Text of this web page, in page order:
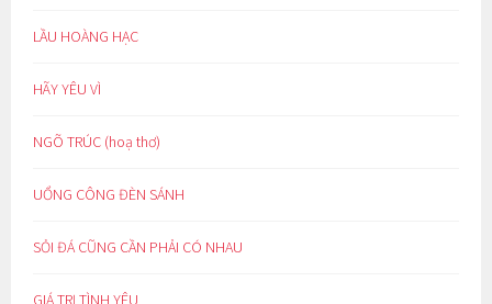
LẦU HOÀNG HẠC
HÃY YÊU VÌ
NGÕ TRÚC (hoạ thơ)
UỔNG CÔNG ĐÈN SÁNH
SỎI ĐÁ CŨNG CẦN PHẢI CÓ NHAU
GIÁ TRỊ TÌNH YÊU